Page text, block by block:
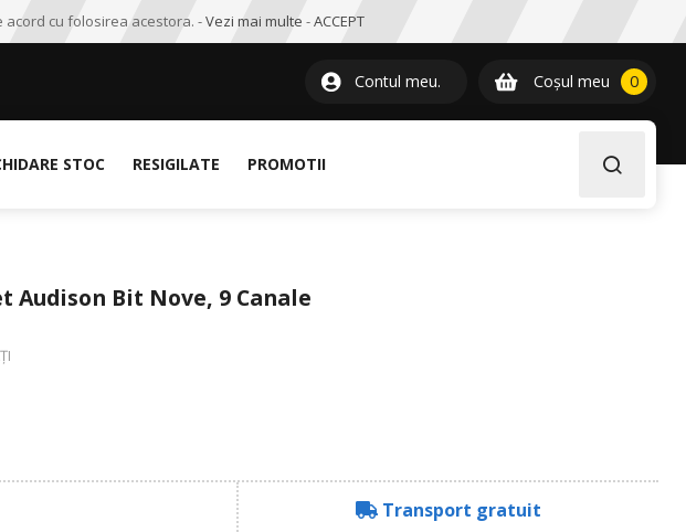
acord cu folosirea acestora. -Vezi mai multe -ACCEPT
Contul meu. Coșul meu 00item
STOC RESIGILATE PROMOTII
Audison Bit Nove, 9 Canale
Transport gratuit